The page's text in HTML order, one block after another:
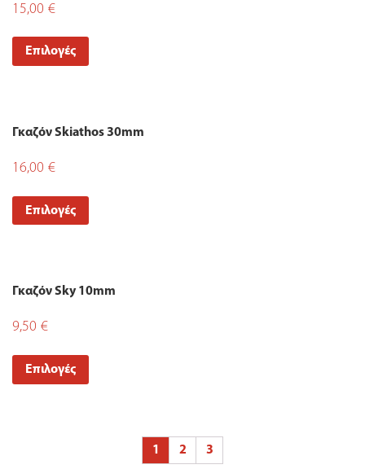
15,00 €
Επιλογές
Γκαζόν Skiathos 30mm
16,00 €
Επιλογές
Γκαζόν Sky 10mm
9,50 €
Επιλογές
1 2 3